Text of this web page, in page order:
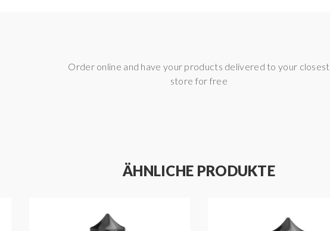
Order online and have your products delivered to your closest
store for free
ÄHNLICHE PRODUKTE